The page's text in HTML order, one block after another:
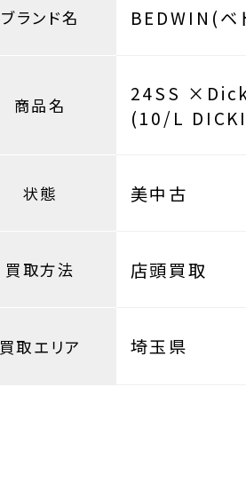
ブランド名 BEDWIN(ベ
商品名
24SS
(10/L
状態 美中古
買取方法 店頭買取
買取エリア 埼玉県